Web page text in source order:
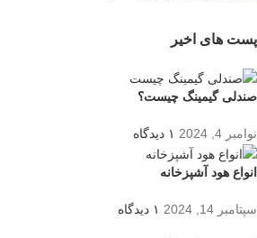
پست های اخیر
صندلی گیمینگ چیست؟
نوامبر 4, 2024 ۱ دیدگاه
انواع هود آشپزخانه
سپتامبر 14, 2024 ۱ دیدگاه